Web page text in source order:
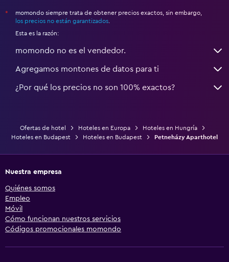
*
momondo siempre trata de obtener precios exactos, sin embargo,
los precios no están garantizados
Esta es la razón:
momondo no es el vendedor.
Agregamos montones de datos para ti
¿Por qué los precios no son 100% exactos?
Ofertas de hotel Hoteles en Europa
Hoteles en Hungría
Hoteles en Budapest
Hoteles en Budapest Petneházy Aparthotel
Nuestra empresa
Quiénes somos
Empleo
Móvil
Cómo funcionan nuestros servicios
Códigos promocionales momondo